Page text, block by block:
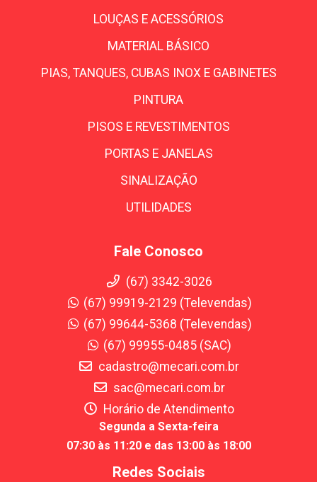
LOUÇAS E ACESSÓRIOS
MATERIAL BÁSICO
PIAS, TANQUES, CUBAS INOX E GABINETES
PINTURA
PISOS E REVESTIMENTOS
PORTAS E JANELAS
SINALIZAÇÃO
UTILIDADES
Fale Conosco
(67) 3342-3026
(67) 99919-2129 (Televendas)
(67) 99644-5368 (Televendas)
(67) 99955-0485 (SAC)
cadastro@mecari.com.br
sac@mecari.com.br
Horário de Atendimento
Segunda a Sexta-feira
07:30 às 11:20 e das 13:00 às 18:00
Redes Sociais